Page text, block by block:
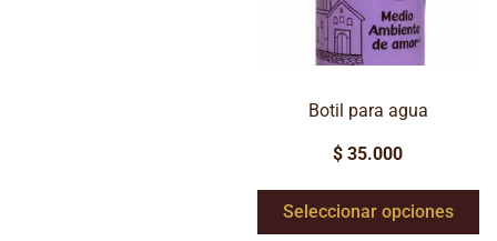
Botil para agua
$ 35.000
Seleccionar opciones